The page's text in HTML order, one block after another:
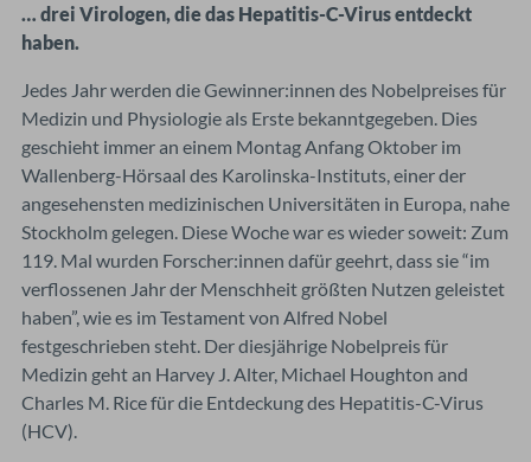
… drei Virologen, die das Hepatitis-C-Virus entdeckt
haben.
Jedes Jahr werden die Gewinner:innen des Nobelpreises für
Medizin und Physiologie als Erste bekanntgegeben. Dies
geschieht immer an einem Montag Anfang Oktober im
Wallenberg-Hörsaal des Karolinska-Instituts, einer der
angesehensten medizinischen Universitäten in Europa, nahe
Stockholm gelegen. Diese Woche war es wieder soweit: Zum
119. Mal wurden Forscher:innen dafür geehrt, dass sie “im
verflossenen Jahr der Menschheit größten Nutzen geleistet
haben”, wie es im Testament von Alfred Nobel
festgeschrieben steht. Der diesjährige Nobelpreis für
Medizin geht an Harvey J. Alter, Michael Houghton and
Charles M. Rice für die Entdeckung des Hepatitis-C-Virus
(HCV).